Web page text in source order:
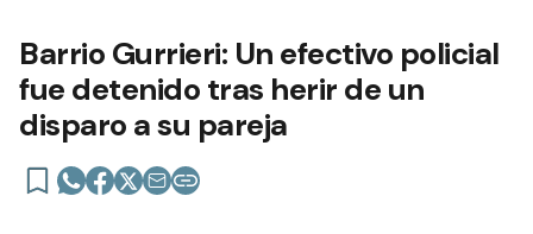
Barrio Gurrieri: Un efectivo policial
fue detenido tras herir de un
disparo a su pareja